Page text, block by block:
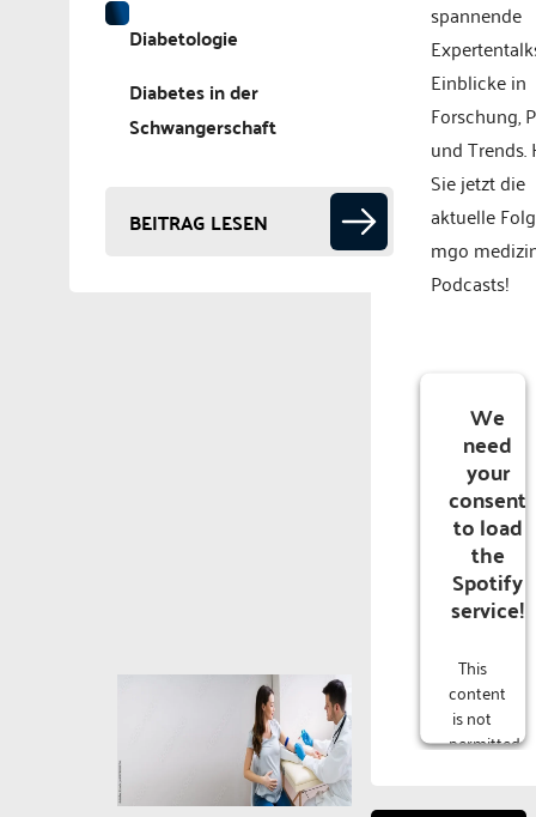
Diabetologie
Diabetes in der
Schwangerschaft
BEITRAG LESEN
spannende
Einblicke in
Forschung,
und Trends.
Sie jetzt die
aktuelle
mgo
Podcasts!
We
need
your
consent
to load
the
Spotify
service!
This
content
is not
permitted